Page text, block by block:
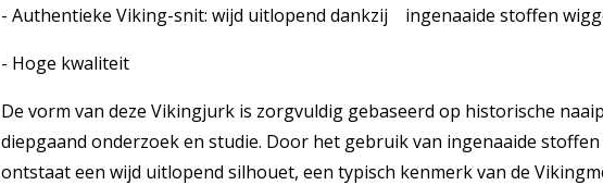
- Authentieke Viking-snit: wijd uitlopend dankzij ingenaaide stoffen
- Hoge kwaliteit
De vorm van deze Vikingjurk is zorgvuldig gebaseerd op historische
diepgaand onderzoek en studie. Door het gebruik van ingenaaide
ontstaat een wijd uitlopend silhouet, een typisch kenmerk van de